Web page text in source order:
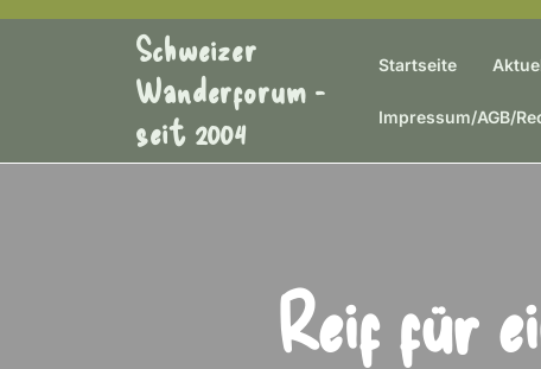
Skip
Schweizer
Wanderforum -
seit 2004
Startseite
Impressum/AGB/
Reif für